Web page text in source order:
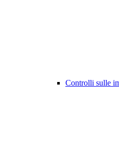
Controlli sulle